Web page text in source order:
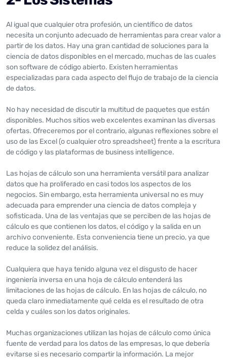
Al igual que cualquier otra profesión, un científico de datos
necesita un conjunto adecuado de herramientas para crear valor a
partir de los datos. Hay una gran cantidad de soluciones para la
ciencia de datos disponibles en el mercado, muchas de las cuales
son software de código abierto. Existen herramientas
especializadas para cada aspecto del flujo de trabajo de la ciencia
de datos.
No hay necesidad de discutir la multitud de paquetes que están
disponibles. Muchos sitios web excelentes examinan las diversas
ofertas. Ofreceremos por el contrario, algunas reflexiones sobre el
uso de las Excel (o cualquier otro spreadsheet) frente a la escritura
de código y las plataformas de business intelligence.
Las hojas de cálculo son una herramienta versátil para analizar
datos que ha proliferado en casi todos los aspectos de los
negocios. Sin embargo, esta herramienta universal no es muy
adecuada para emprender una ciencia de datos compleja y
sofisticada. Una de las ventajas que se perciben de las hojas de
cálculo es que contienen los datos, el código y la salida en un
archivo conveniente. Esta conveniencia tiene un precio, ya que
reduce la solidez del análisis.
Cualquiera que haya tenido alguna vez el disgusto de hacer
ingeniería inversa en una hoja de cálculo entenderá las
limitaciones de las hojas de cálculo. En las hojas de cálculo, no
queda claro inmediatamente qué celda es el resultado de otra
celda y cuáles son los datos originales.
Muchas organizaciones utilizan las hojas de cálculo como única
fuente de verdad para los datos de las empresas, lo que debería
evitarse si es necesario compartir la información. La mejor